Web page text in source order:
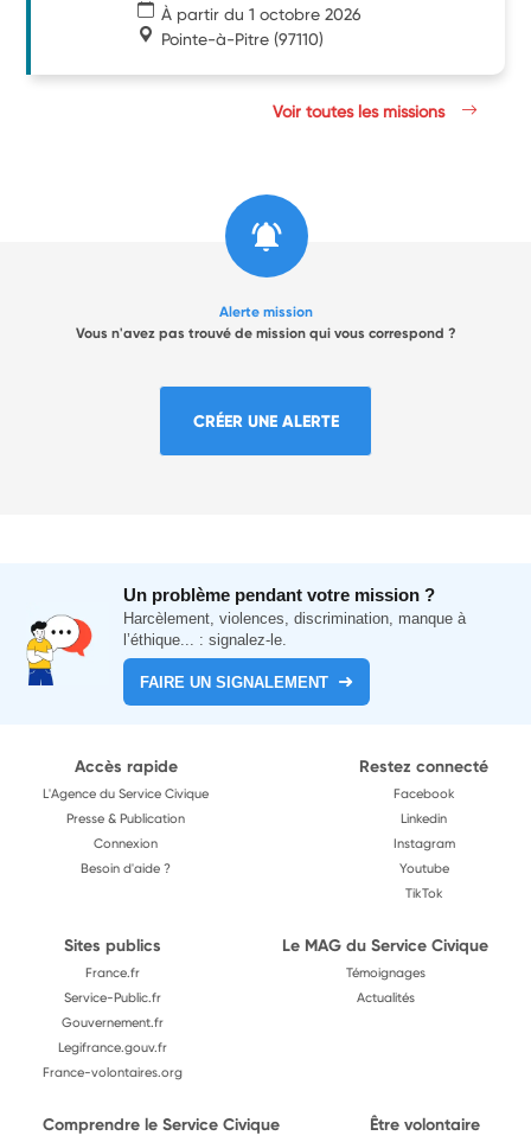
À partir du 1 octobre 2026
Pointe-à-Pitre (97110)
Voir toutes les missions
Alerte mission
Vous n'avez pas trouvé de mission qui vous correspond ?
CRÉER UNE ALERTE
Un problème pendant votre mission ?
Harcèlement, violences, discrimination, manque à
l’éthique... : signalez-le.
FAIRE UN SIGNALEMENT
Accès rapide
L'Agence du Service Civique
Presse & Publication
Connexion
Besoin d'aide ?
Restez connecté
Facebook
Linkedin
Instagram
Youtube
TikTok
Sites publics
France.fr
Service-Public.fr
Gouvernement.fr
Legifrance.gouv.fr
France-volontaires.org
Le MAG du Service Civique
Témoignages
Actualités
Comprendre le Service Civique Être volontaire